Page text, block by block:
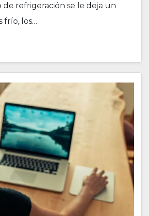
de refrigeración se le deja un
frío, los…